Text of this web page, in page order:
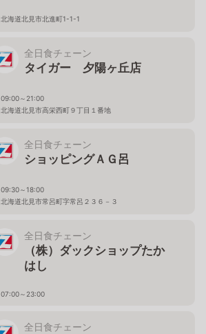
北海道北見市北進町1-1-1
全日食チェーン
タイガー 夕陽ヶ丘店
09:00～21:00
北海道北見市高栄西町９丁目１番地
全日食チェーン
ショッピングＡＧ呂
09:30～18:00
北海道北見市常呂町字常呂２３６－３
全日食チェーン
（株）ダックショップたか
はし
07:00～23:00
全日食チェーン